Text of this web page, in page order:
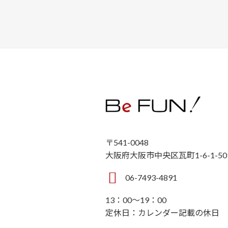
〒541-0048
大阪府大阪市中央区瓦町1-6-1-
06-7493-4891
13：00～19：00
定休日：カレンダー記載の休日